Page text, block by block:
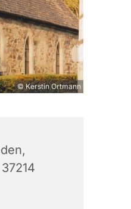
© Kerstin Ortmann